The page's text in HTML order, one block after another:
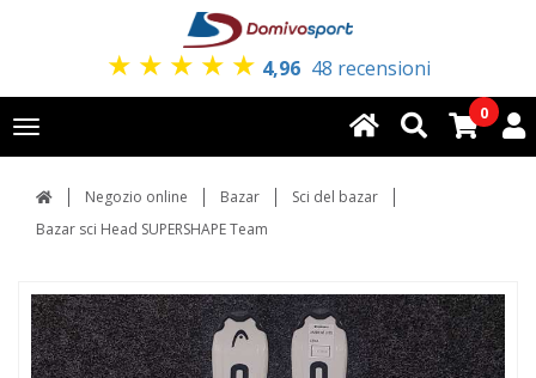
★ ★ ★ ★ ★ 4,96 48 recensioni
Toggle
navigation
0
Negozio online Bazar
Sci del bazar
Bazar sci Head SUPERSHAPE Team